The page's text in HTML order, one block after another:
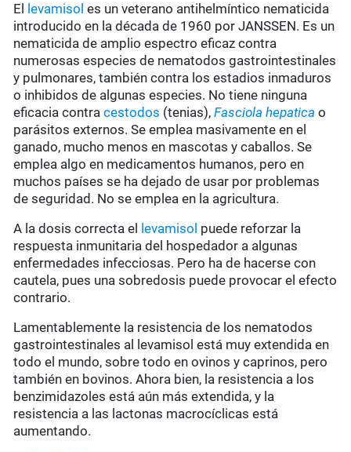
El
levamisol es un veterano antihelmíntico nematicida
introducido en la década de 1960 por JANSSEN. Es un
nematicida de amplio espectro eficaz contra
numerosas especies de nematodos gastrointestinales
y pulmonares, también contra los estadios inmaduros
o inhibidos de algunas especies. No tiene ninguna
eficacia contracestodos (tenias),Fasciola hepatica o
parásitos externos. Se emplea masivamente en el
ganado, mucho menos en mascotas y caballos. Se
emplea algo en medicamentos humanos, pero en
muchos países se ha dejado de usar por problemas
de seguridad. No se emplea en la agricultura.
A la dosis correcta el levamisol puede reforzar la
respuesta inmunitaria del hospedador a algunas
enfermedades infecciosas. Pero ha de hacerse con
cautela, pues una sobredosis puede provocar el efecto
contrario.
Lamentablemente la resistencia de los nematodos
gastrointestinales al levamisol está muy extendida en
todo el mundo, sobre todo en ovinos y caprinos, pero
también en bovinos. Ahora bien, la resistencia a los
benzimidazoles está aún más extendida, y la
resistencia a las lactonas macrocíclicas está
aumentando.